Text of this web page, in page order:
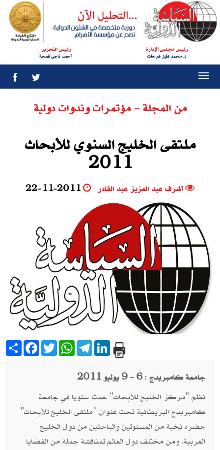
رئيس مجلس الإدارة
د. محمد فايز فرحات
رئيس التحرير
أحمد ناجى قمحة
من المجلة - مؤتمرات وندوات دولية
ملتقى الخليج السنوي للأبحاث
2011
أشرف عبد العزيز عبد القادر 22-11-2011
Share Facebook
TwitterWhatsAppTelegramLinkedIn
جامعة كامبريدج : 6 - 9 يوليو 2011
نظم "مركز الخليج للأبحاث" حدثا سنويا في جامعة
كامبريدج البريطانية تحت عنوان "ملتقى الخليج للأبحاث"
حضره نخبة من المسئولين والباحثين من دول الخليج
العربية، ومن مختلف دول العالم لمناقشة جملة من القضايا